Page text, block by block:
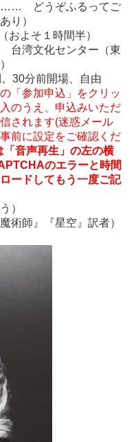
…… どうぞふるってご
り ）
およそ１時間半）
台湾文化センター（東
30分前開場、自由
「参加申込」をクリッ
のうえ、申込みいただ
されます(迷惑メール
前に設定をご確認くだ
「音声再生」の左の横
のエラーと時間
ードしてもう一度ご記
）
術師』『星空』訳者）